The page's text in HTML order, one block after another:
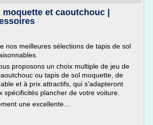
et caoutchouc |
nos meilleures sélections de tapis de sol
proposons un choix multiple de jeu de
ou tapis de sol moquette, de
et à prix attractifs, qui s'adapteront
spécificités plancher de votre voiture.
une excellente...